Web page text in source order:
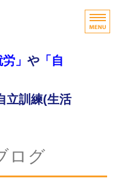
」 や「自
立訓練(生活
ログ